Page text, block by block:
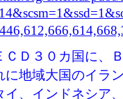
ＣＤ３０カ国に、
に地域大国のイラ
イ、インドネシア